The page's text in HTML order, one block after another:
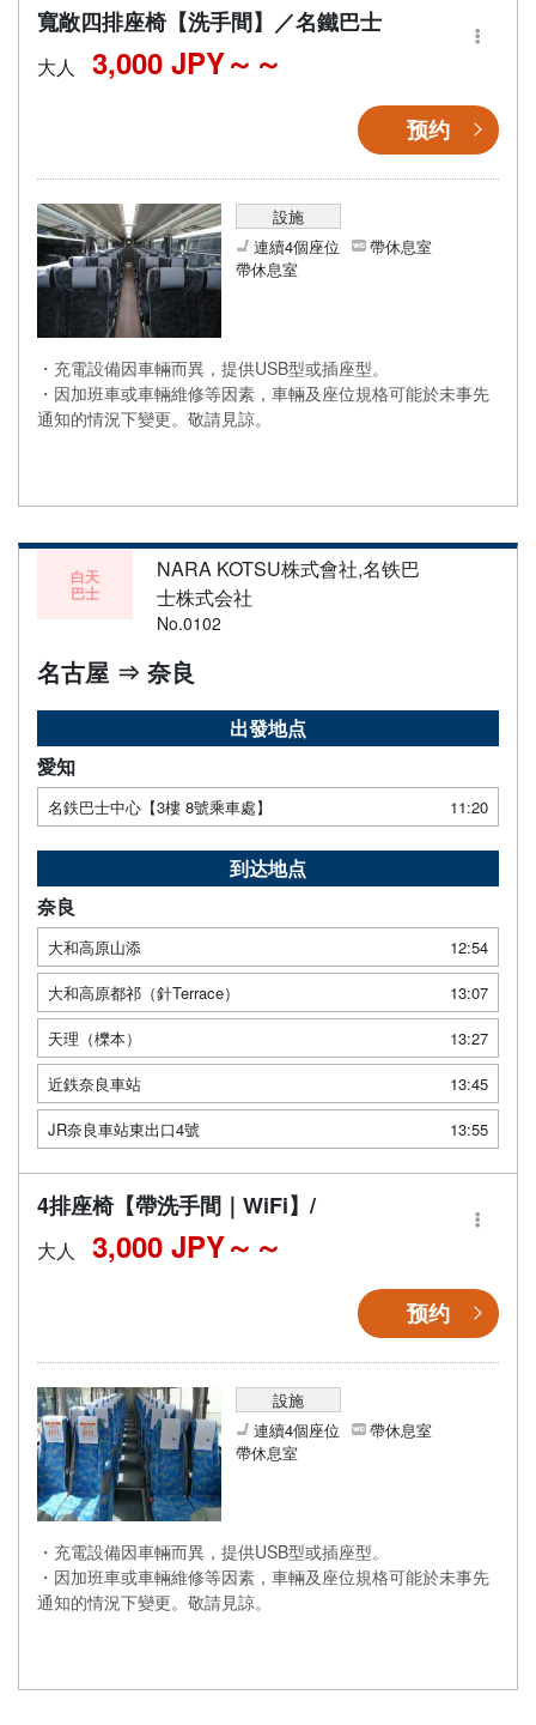
寬敞四排座椅【洗手間】／名鐵巴士
大人 3,000 JPY～
预约
設施
連續4個座位
帶休息室
帶休息室
・充電設備因車輛而異，提供USB型或插座型。
・因加班車或車輛維修等因素，車輛及座位規格可能於未事先
通知的情況下變更。敬請見諒。
白天
巴士
NARA KOTSU株式會社,名铁巴
士株式会社
No.0102
名古屋 ⇒ 奈良
出發地点
愛知
名鉄巴士中心【3樓 8號乘車處】 11:20
到达地点
奈良
大和高原山添
12:54
大和高原都祁（針Terrace）
13:07
天理（櫟本）
13:27
近鉄奈良車站
13:45
JR奈良車站東出口4號
13:55
4排座椅【帶洗手間｜WiFi】/
大人 3,000 JPY～
预约
設施
連續4個座位
帶休息室
帶休息室
・充電設備因車輛而異，提供USB型或插座型。
・因加班車或車輛維修等因素，車輛及座位規格可能於未事先
通知的情況下變更。敬請見諒。